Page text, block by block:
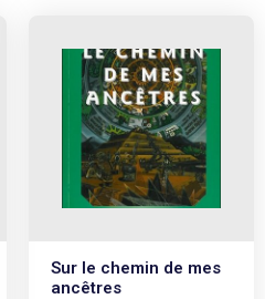
Sur le chemin de mes
ancêtres